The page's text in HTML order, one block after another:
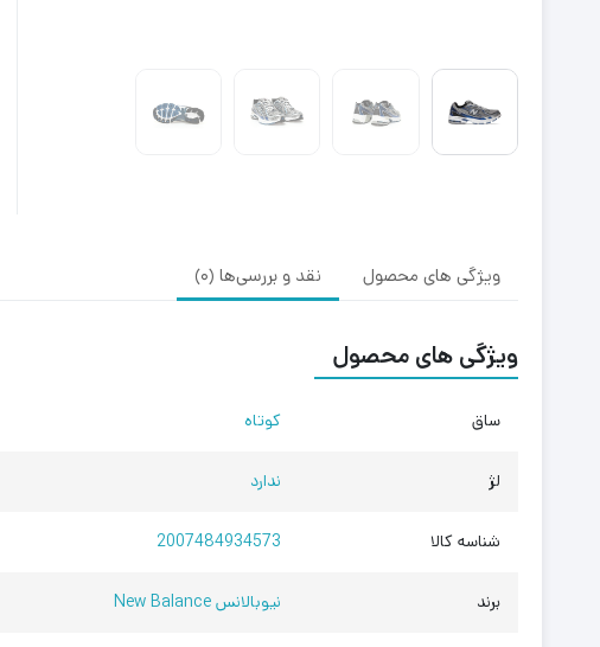
ویژگی های محصول نقد و بررسی‌ها (0)
ویژگی های محصول
ساق کوتاه
لژ ندارد
شناسه کالا 2007484934573
برند نیوبالانس New Balance